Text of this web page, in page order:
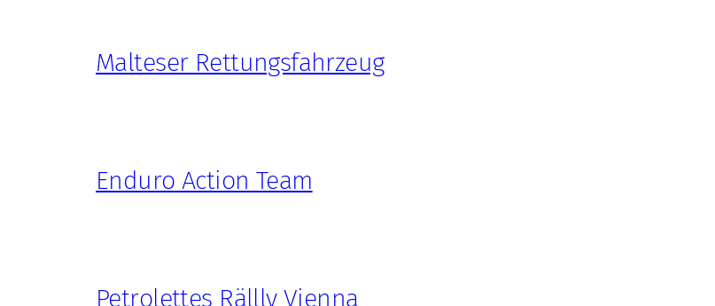
Malteser Rettungsfahrzeug
Enduro Action Team
Petrolettes Rällly Vienna